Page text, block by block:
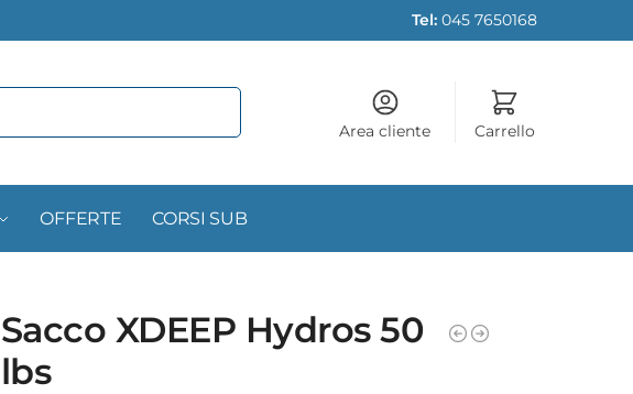
Tel: 045 7650168
Area cliente Carrello
OFFERTE CORSI SUB
Sacco XDEEP Hydros 50
lbs